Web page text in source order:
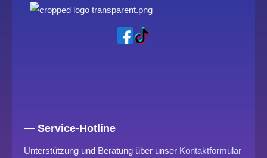
— Service-Hotline
Unterstützung und Beratung über unser Kontaktformular